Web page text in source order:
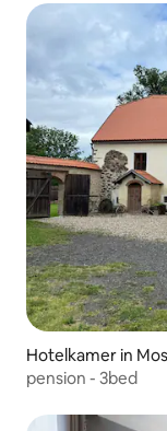
Hotelkamer in
pension - 3bed